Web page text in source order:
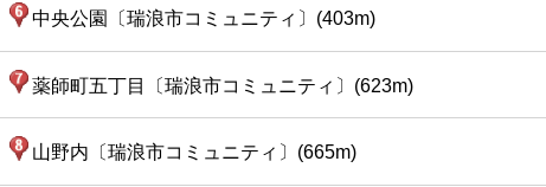
中央公園〔瑞浪市コミュニティ〕(403m)
薬師町五丁目〔瑞浪市コミュニティ〕(623m)
山野内〔瑞浪市コミュニティ〕(665m)